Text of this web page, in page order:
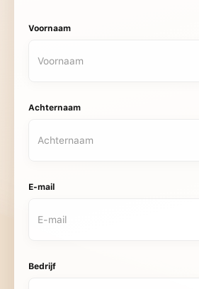
Achternaam
E-mail
Bedrijf